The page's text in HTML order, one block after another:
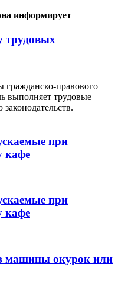
информирует
трудовых
гражданско-правового
выполняет трудовые
при
кафе
при
кафе
машины окурок или